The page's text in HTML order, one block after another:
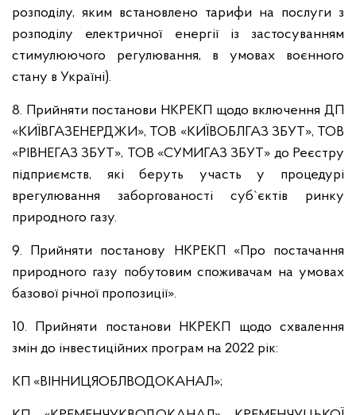
розподілу, яким встановлено тарифи на послуги з
розподілу електричної енергії із застосуванням
стимулюючого регулювання, в умовах воєнного
стану в Україні).
8. Прийняти постанови НКРЕКП щодо включення ДП
«КИЇВГАЗЕНЕРДЖИ», ТОВ «КИЇВОБЛГАЗ ЗБУТ», ТОВ
«РІВНЕГАЗ ЗБУТ», ТОВ «СУМИГАЗ ЗБУТ» до Реєстру
підприємств, які беруть участь у процедурі
врегулювання заборгованості суб`єктів ринку
природного газу.
9. Прийняти постанову НКРЕКП «Про постачання
природного газу побутовим споживачам на умовах
базової річної пропозиції».
10. Прийняти постанови НКРЕКП щодо схвалення
змін до інвестиційних програм на 2022 рік:
КП «ВІННИЦЯОБЛВОДОКАНАЛ»;